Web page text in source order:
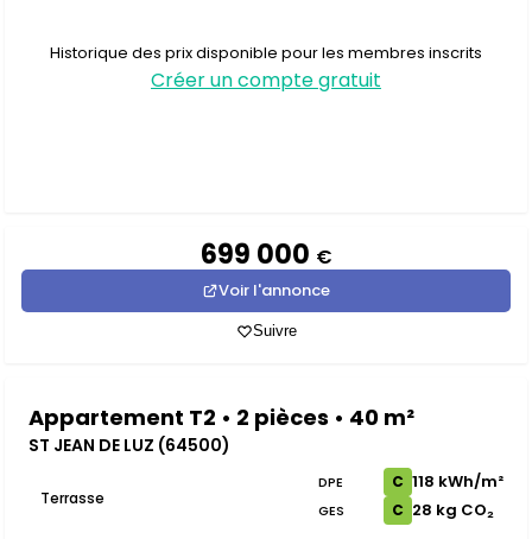
Historique des prix disponible pour les membres inscrits
Créer un compte gratuit
699 000 €
Voir l'annonce
Suivre
Appartement T2 • 2 pièces • 40 m²
ST JEAN DE LUZ (64500)
Terrasse
DPE C 118 kWh/m²
GES C 28 kg CO₂